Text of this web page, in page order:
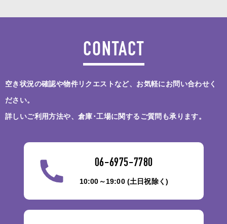
CONTACT
空き状況の確認や物件リクエストなど、お気軽にお問い合わせく
ださい。
詳しいご利用方法や、倉庫･工場に関するご質問も承ります。
06-6975-7780
10:00～19:00 (土日祝除く)